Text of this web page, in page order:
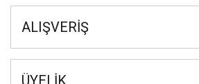
ALIŞVERİŞ
ÜYELİK